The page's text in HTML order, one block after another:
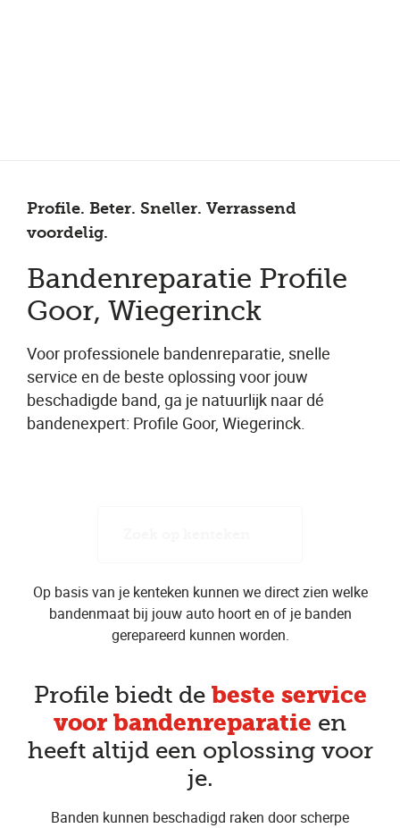
Profile. Beter. Sneller. Verrassend
voordelig.
Bandenreparatie Profile
Goor, Wiegerinck
Voor professionele bandenreparatie, snelle
service en de beste oplossing voor jouw
beschadigde band, ga je natuurlijk naar dé
bandenexpert: Profile Goor, Wiegerinck.
Op basis van je kenteken kunnen we direct zien welke
bandenmaat bij jouw auto hoort en of je banden
gerepareerd kunnen worden.
Profile biedt debeste service
voor bandenreparatie en
heeft altijd een oplossing voor
je.
Banden kunnen beschadigd raken door scherpe